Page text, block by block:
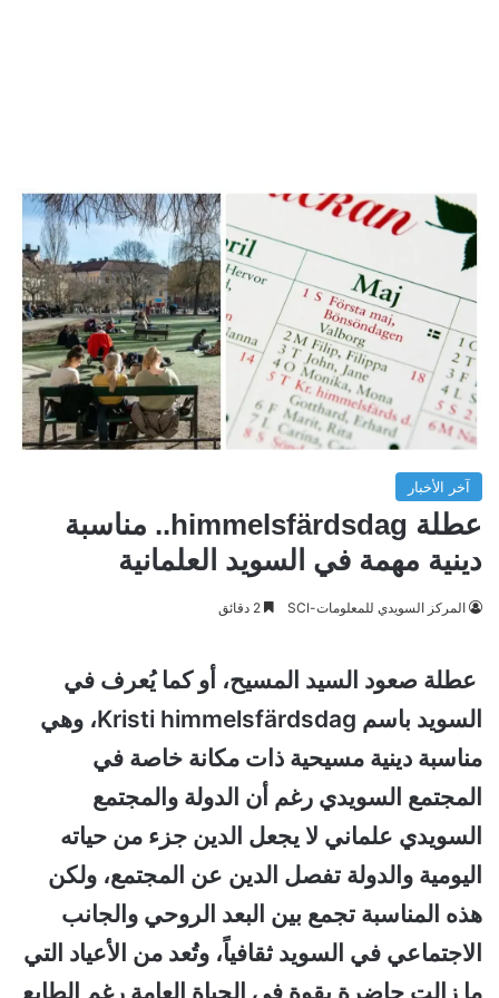
آخر الأخبار
عطلة himmelsfärdsdag.. مناسبة
دينية مهمة في السويد العلمانية
المركز السويدي للمعلومات-SCI
عطلة صعود السيد المسيح، أو كما يُعرف في
السويد باسم Kristi himmelsfärdsdag، وهي
مناسبة دينية مسيحية ذات مكانة خاصة في
المجتمع السويدي رغم أن الدولة والمجتمع
السويدي علماني لا يجعل الدين جزء من حياته
اليومية والدولة تفصل الدين عن المجتمع، ولكن
هذه المناسبة تجمع بين البعد الروحي والجانب
الاجتماعي في السويد ثقافياً، وتُعد من الأعياد التي
ما زالت حاضرة بقوة في الحياة العامة رغم الطابع